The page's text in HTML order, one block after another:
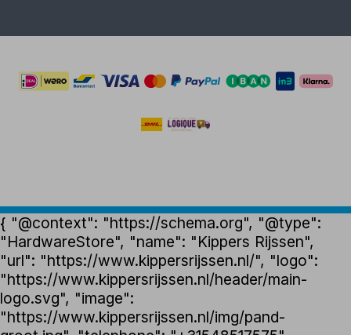
{ "@context": "https://schema.org", "@type":
"HardwareStore", "name": "Kippers Rijssen",
"url": "https://www.kippersrijssen.nl/", "logo":
"https://www.kippersrijssen.nl/header/main-
logo.svg", "image":
"https://www.kippersrijssen.nl/img/pand-